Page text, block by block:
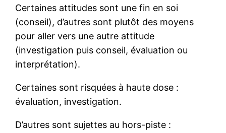
Certaines attitudes sont une fin en soi
(conseil), d’autres sont plutôt des moyens
pour aller vers une autre attitude
(investigation puis conseil, évaluation ou
interprétation).
Certaines sont risquées à haute dose :
évaluation, investigation.
D’autres sont sujettes au hors-piste :